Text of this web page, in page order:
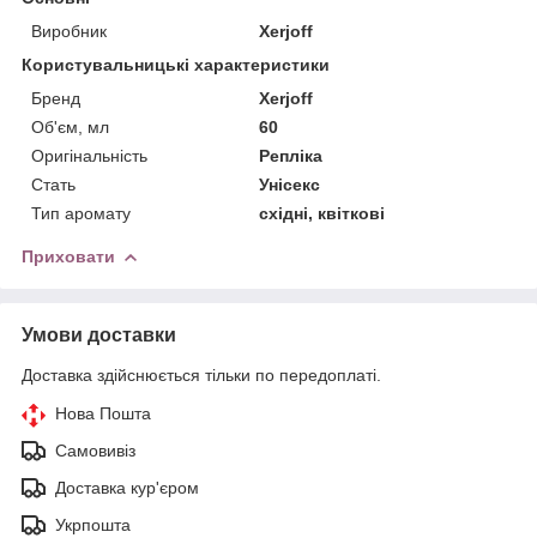
Виробник
Xerjoff
Користувальницькі характеристики
Бренд
Xerjoff
Об'єм, мл
60
Оригінальність
Репліка
Стать
Унісекс
Тип аромату
східні, квіткові
Приховати
Умови доставки
Доставка здійснюється тільки по передоплаті.
Нова Пошта
Самовивіз
Доставка кур'єром
Укрпошта